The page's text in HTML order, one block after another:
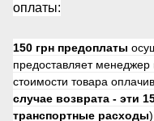
оплаты:
150 грн предоплаты
предоставляет
стоимости товара
случае возврата - эти
транспортные расходы